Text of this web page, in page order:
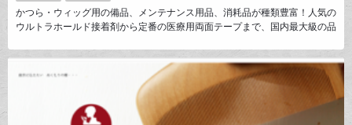
かつら・ウィッグ用の備品、メンテナンス用品、消耗品が種類豊富！人気の
ウルトラホールド接着剤から定番の医療用両面テープまで、国内最大級の品